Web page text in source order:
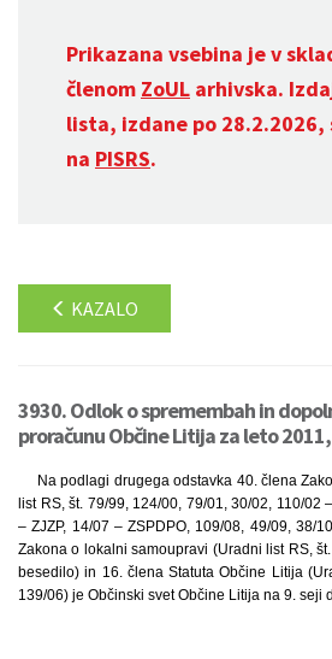
Prikazana vsebina je v
členom ZoUL arhivska.
lista, izdane po 28.2.2026,
na PISRS.
KAZALO
3930. Odlok o spremembah in
proračunu Občine Litija za leto
Na podlagi drugega odstavka 40. člena
list RS, št. 79/99, 124/00, 79/01, 30/02, 110/02
– ZJZP, 14/07 – ZSPDPO, 109/08, 49/09, 38/
Zakona o lokalni samoupravi (Uradni list RS,
besedilo) in 16. člena Statuta Občine Litija
139/06) je Občinski svet Občine Litija na 9. seji